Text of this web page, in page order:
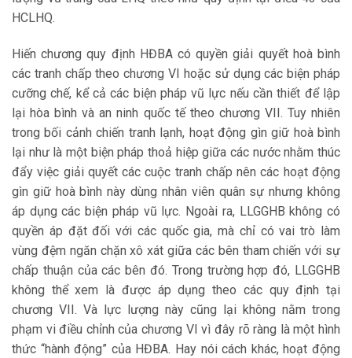
HCLHQ.
Hiến chương quy định HĐBA có quyền giải quyết hoà bình
các tranh chấp theo chương VI hoặc sử dụng các biện pháp
cưỡng chế, kể cả các biện pháp vũ lực nếu cần thiết để lập
lại hòa bình và an ninh quốc tế theo chương VII. Tuy nhiên
trong bối cảnh chiến tranh lạnh, hoạt động gìn giữ hoà bình
lại như là một biện pháp thoả hiệp giữa các nước nhằm thúc
đẩy việc giải quyết các cuộc tranh chấp nên các hoạt động
gìn giữ hoà bình này dùng nhân viên quân sự nhưng không
áp dụng các biện pháp vũ lực. Ngoài ra, LLGGHB không có
quyền áp đặt đối với các quốc gia, mà chỉ có vai trò làm
vùng đệm ngăn chặn xô xát giữa các bên tham chiến với sự
chấp thuận của các bên đó. Trong trường hợp đó, LLGGHB
không thể xem là được áp dụng theo các quy định tại
chương VII. Và lực lượng này cũng lại không nằm trong
phạm vi điều chỉnh của chương VI vì đây rõ ràng là một hình
thức “hành động” của HĐBA. Hay nói cách khác, hoạt động